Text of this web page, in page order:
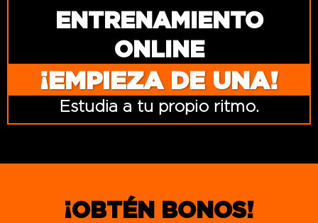
ENTRENAMIENTO
ONLINE
¡EMPIEZA DE UNA!
Estudia a tu propio ritmo.
¡OBTÉN BONOS!